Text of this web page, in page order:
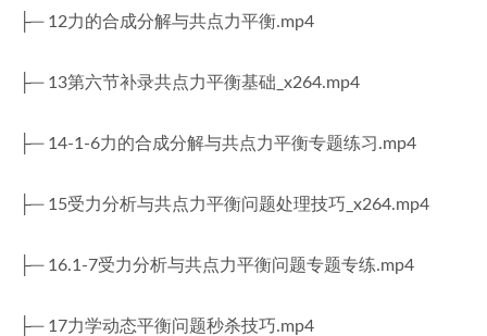
├─ 12力的合成分解与共点力平衡.mp4
├─ 13第六节补录共点力平衡基础_x264.mp4
├─ 14-1-6力的合成分解与共点力平衡专题练习.mp4
├─ 15受力分析与共点力平衡问题处理技巧_x264.mp4
├─ 16.1-7受力分析与共点力平衡问题专题专练.mp4
├─ 17力学动态平衡问题秒杀技巧.mp4